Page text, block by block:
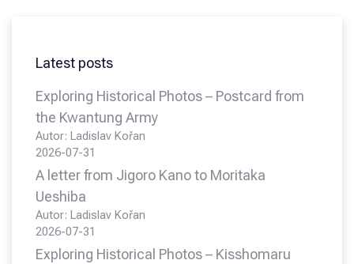
Latest posts
Exploring Historical Photos – Postcard from
the Kwantung Army
Autor: Ladislav Kořan
2026-07-31
A letter from Jigoro Kano to Moritaka
Ueshiba
Autor: Ladislav Kořan
2026-07-31
Exploring Historical Photos – Kisshomaru